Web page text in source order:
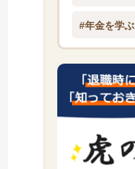
#年金を学ぶ